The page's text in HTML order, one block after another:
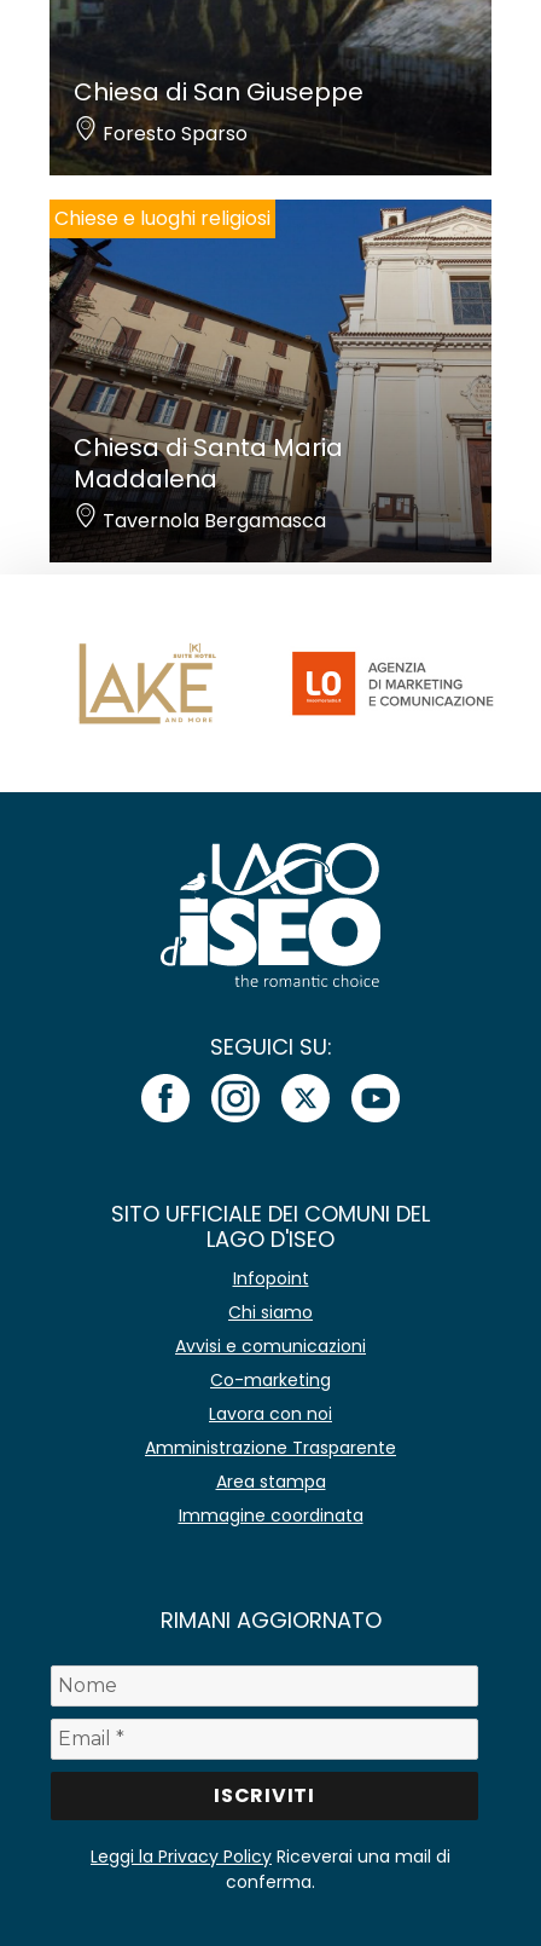
Chiesa di San Giuseppe
Foresto Sparso
Chiese e luoghi religiosi
Chiesa di Santa Maria
Maddalena
Tavernola Bergamasca
SEGUICI SU:
SITO UFFICIALE DEI COMUNI DEL
LAGO D'ISEO
Infopoint
Chi siamo
Avvisi e comunicazioni
Co-marketing
Lavora con noi
Amministrazione Trasparente
Area stampa
Immagine coordinata
RIMANI AGGIORNATO
Leggi la Privacy Policy Riceverai una mail di
conferma.